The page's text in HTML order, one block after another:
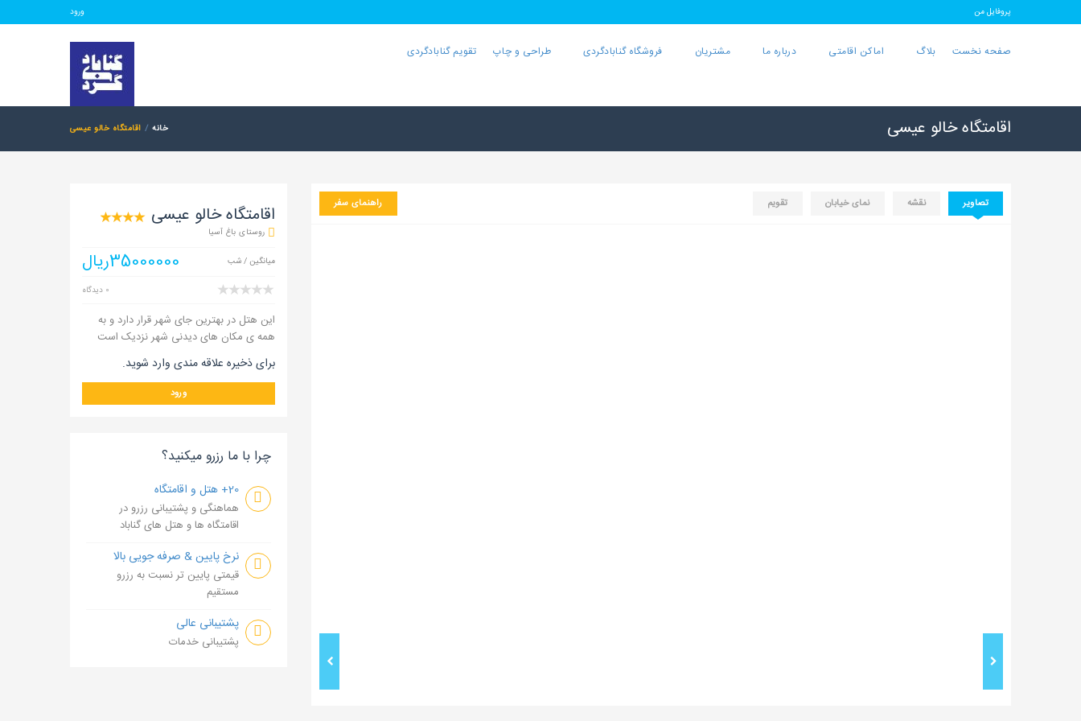
پروفایل من ورود
صفحه نخست بلاگ اماکن اقامتی درباره ما مشتریان فروشگاه گنابادگردی طراحی و چاپ تقویم گنابادگردی
اقامتگاه خالو عیسی خانه اقامتگاه خالو عیسی
تصاویر نقشه نمای خیابان تقویم راهنمای سفر اقامتگاه خالو عیسی
روستای باغ آسیا
میانگین / شب 35000000ریال
0 دیدگاه
این هتل در بهترین جای شهر قرار دارد و به
همه ی مکان های دیدنی شهر نزدیک است
برای ذخیره علاقه مندی وارد شوید.
ورود
چرا با ما رزرو میکنید؟
20+ هتل و اقامتگاه
هماهنگی و پشتیبانی رزرو در
اقامتگاه ها و هتل های گناباد
نرخ پایین & صرفه جویی بالا
قیمتی پایین تر نسبت به رزرو
مستقیم
پشتیبانی عالی
پشتیبانی خدمات